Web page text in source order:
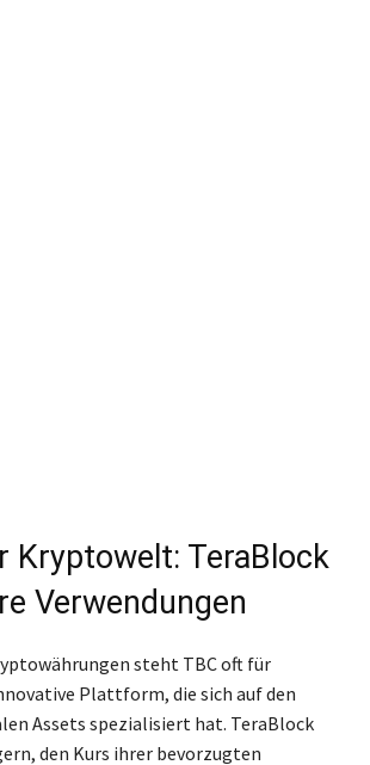
Kryptowelt: TeraBlock
Verwendungen
steht TBC oft für
Plattform, die sich auf den
Assets spezialisiert hat. TeraBlock
den Kurs ihrer bevorzugten